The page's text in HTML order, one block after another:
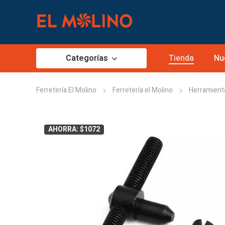
Categorías Tienda
Ferretería El Molino Ferretería el Molino
AHORRA: $1072